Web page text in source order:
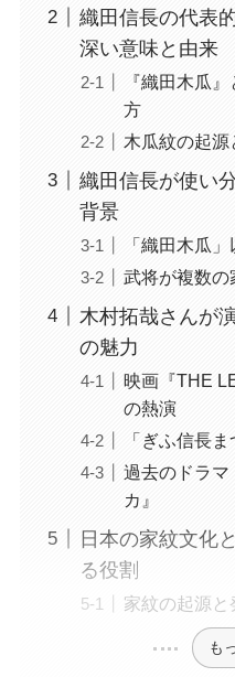
織田信長の代表
深い意味と由来
『織田木瓜
方
木瓜紋の起
織田信長が使い
背景
「織田木瓜
武将が複数の
木村拓哉さんが
の魅力
映画『THE
の熱演
「ぎふ信長
過去のドラマ
カ』
日本の家紋文化
る役割
家紋の起源と
も